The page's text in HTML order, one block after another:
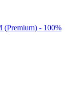
- 100%